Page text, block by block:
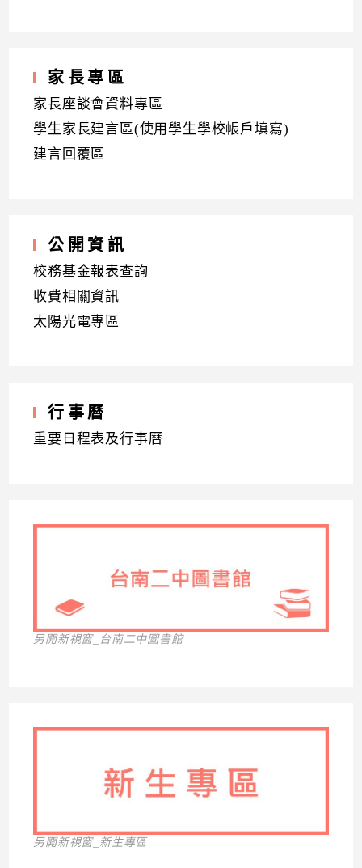
家長專區
家長座談會資料專區
學生家長建言區(使用學生學校帳戶填寫)
建言回覆區
公開資訊
校務基金報表查詢
收費相關資訊
太陽光電專區
行事曆
重要日程表及行事曆
另開新視窗_台南二中圖書館
另開新視窗_新生專區